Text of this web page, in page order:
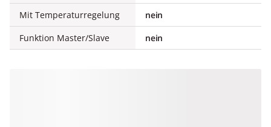
Mit Temperaturregelung
nein
Funktion Master/Slave
nein